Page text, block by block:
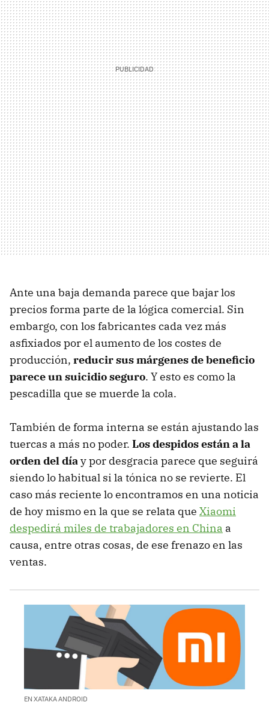
Ante una baja demanda parece que bajar los
precios forma parte de la lógica comercial. Sin
embargo, con los fabricantes cada vez más
asfixiados por el aumento de los costes de
producción, reducir sus márgenes de beneficio
parece un suicidio seguro. Y esto es como la
pescadilla que se muerde la cola.
También de forma interna se están ajustando las
tuercas a más no poder. Los despidos están a la
orden del díay por desgracia parece que seguirá
siendo lo habitual si la tónica no se revierte. El
caso más reciente lo encontramos en una noticia
de hoy mismo en la que se relata que Xiaomi
despedirá miles de trabajadores en China a
causa, entre otras cosas, de ese frenazo en las
ventas.
EN XATAKA ANDROID